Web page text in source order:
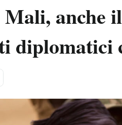
anche
diplomatici